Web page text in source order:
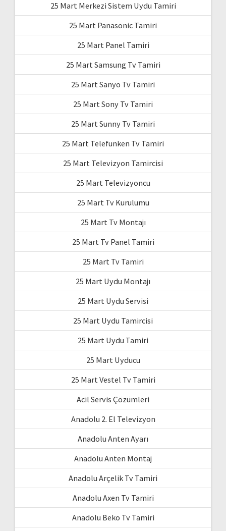
25 Mart Merkezi Sistem Uydu Tamiri
25 Mart Panasonic Tamiri
25 Mart Panel Tamiri
25 Mart Samsung Tv Tamiri
25 Mart Sanyo Tv Tamiri
25 Mart Sony Tv Tamiri
25 Mart Sunny Tv Tamiri
25 Mart Telefunken Tv Tamiri
25 Mart Televizyon Tamircisi
25 Mart Televizyoncu
25 Mart Tv Kurulumu
25 Mart Tv Montajı
25 Mart Tv Panel Tamiri
25 Mart Tv Tamiri
25 Mart Uydu Montajı
25 Mart Uydu Servisi
25 Mart Uydu Tamircisi
25 Mart Uydu Tamiri
25 Mart Uyducu
25 Mart Vestel Tv Tamiri
Acil Servis Çözümleri
Anadolu 2. El Televizyon
Anadolu Anten Ayarı
Anadolu Anten Montaj
Anadolu Arçelik Tv Tamiri
Anadolu Axen Tv Tamiri
Anadolu Beko Tv Tamiri